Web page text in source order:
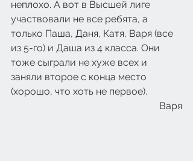
неплохо. А вот в Высшей лиге
участвовали не все ребята, а
только Паша, Даня, Катя, Варя (все
из 5-го) и Даша из 4 класса. Они
тоже сыграли не хуже всех и
заняли второе с конца место
(хорошо, что хоть не первое).
Варя